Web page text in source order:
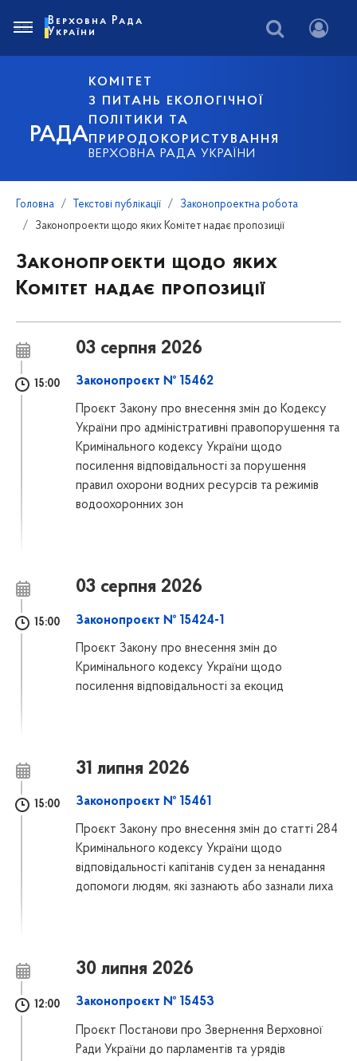
РАДА
КОМІТЕТ
З ПИТАНЬ ЕКОЛОГІЧНОЇ
ПОЛІТИКИ ТА
ПРИРОДОКОРИСТУВАННЯ
ВЕРХОВНА РАДА УКРАЇНИ
Верховна Рада
України
Головна Текстові публікації
Законопроектна робота
Законопроекти щодо яких Комітет надає пропозиції
Законопроекти щодо яких
Комітет надає пропозиції
03 серпня 2026
15:00 Законопроєкт № 15462
Проєкт Закону про внесення змін до Кодексу
України про адміністративні правопорушення та
Кримінального кодексу України щодо
посилення відповідальності за порушення
правил охорони водних ресурсів та режимів
водоохоронних зон
03 серпня 2026
15:00 Законопроєкт № 15424-1
Проєкт Закону про внесення змін до
Кримінального кодексу України щодо
посилення відповідальності за екоцид
31 липня 2026
15:00 Законопроєкт № 15461
Проєкт Закону про внесення змін до статті 284
Кримінального кодексу України щодо
відповідальності капітанів суден за ненадання
допомоги людям, які зазнають або зазнали лиха
30 липня 2026
12:00 Законопроєкт № 15453
Проєкт Постанови про Звернення Верховної
Ради України до парламентів та урядів